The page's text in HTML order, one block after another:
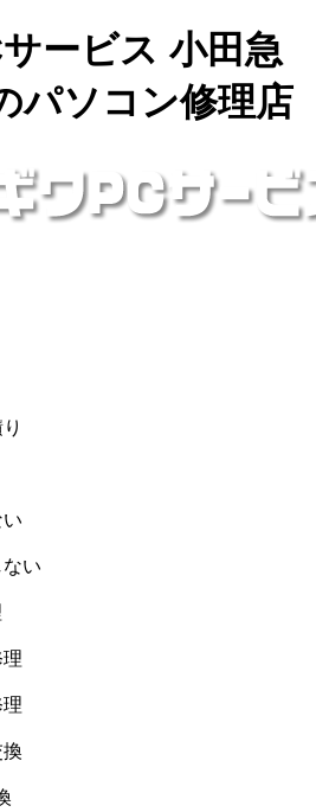
ービス 小田急
パソコン修理店
い